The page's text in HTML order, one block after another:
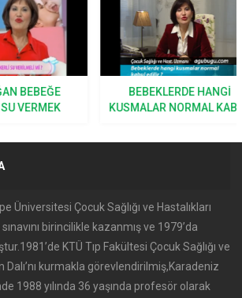
BEBEKLERDE HANGI
KUSMALAR NORMAL KABUL
Üniversitesi Çocuk Sağlığı ve Hastalıkları
birincilikle kazanmış ve 1979’da
KTÜ Tıp Fakültesi Çocuk Sağlığı ve
Dalı’nı kurmakla görevlendirilmiş,Karadeniz
1988 yılında 36 yaşında profesör olarak